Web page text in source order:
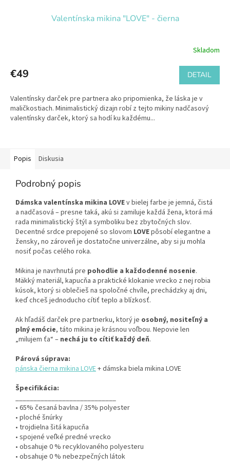
Valentínska mikina "LOVE" - čierna
Skladom
€49 DETAIL
Valentínsky darček pre partnera ako pripomienka, že láska je v
maličkostiach. Minimalistický dizajn robí z tejto mikiny nadčasový
valentínsky darček, ktorý sa hodí ku každému...
Popis Diskusia
Podrobný popis
Dámska valentínska mikina LOVEv bielej farbe je jemná, čistá
a nadčasová – presne taká, akú si zamiluje každá žena, ktorá má
rada minimalistický štýl a symboliku bez zbytočných slov.
Decentné srdce prepojené so slovom LOVEpôsobí elegantne a
žensky, no zároveň je dostatočne univerzálne, aby si ju mohla
nosiť počas celého roka.
Mikina je navrhnutá pre pohodlie a každodenné nosenie.
Mäkký materiál, kapucňa a praktické klokanie vrecko z nej robia
kúsok, ktorý si oblečieš na spoločné chvíle, prechádzky aj dni,
keď chceš jednoducho cítiť teplo a blízkosť.
Ak hľadáš darček pre partnerku, ktorý je osobný, nositeľný a
plný emócie, táto mikina je krásnou voľbou. Nepovie len
„milujem ťa“ – nechá ju to cítiť každý deň.
Párová súprava:
pánska čierna mikina LOVE+ dámska biela mikina LOVE
Špecifikácia:
• 65% česaná bavlna / 35% polyester
• ploché šnúrky
• trojdielna šitá kapucňa
• spojené veľké predné vrecko
• obsahuje 0 % recyklovaného polyesteru
• obsahuje 0 % nebezpečných látok